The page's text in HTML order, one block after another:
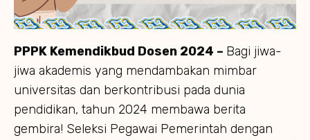
PPPK Kemendikbud Dosen 2024 – Bagi jiwa-
jiwa akademis yang mendambakan mimbar
universitas dan berkontribusi pada dunia
pendidikan, tahun 2024 membawa berita
gembira! Seleksi Pegawai Pemerintah dengan